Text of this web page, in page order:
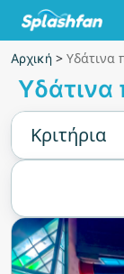
Αρχική > Υδάτινα
Υδάτινα
Κριτήρια